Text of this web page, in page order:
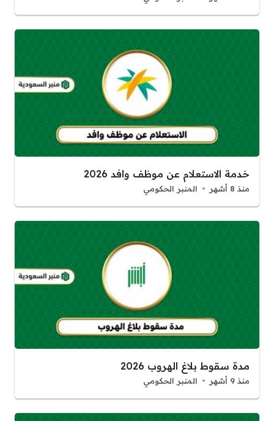
خدمة الاستعلام عن موظف وافد 2026
منذ 8 أشهر المنبر الحكومي
مدة سقوط بلاغ الهروب 2026
منذ 9 أشهر المنبر الحكومي